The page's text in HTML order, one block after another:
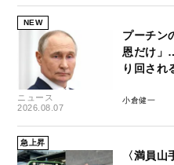
NEW
ニュース
2026.08.07
プーチン
恩だけ」
り回され
小倉健一
急上昇
〈満員